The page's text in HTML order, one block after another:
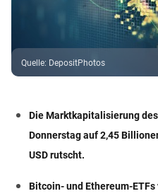
Quelle: DepositPhotos
Die Marktkapitalisierung
Donnerstag auf 2,45
USD rutscht.
Bitcoin- und Ethereum-